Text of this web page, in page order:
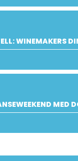
WINEMAKERS
MED